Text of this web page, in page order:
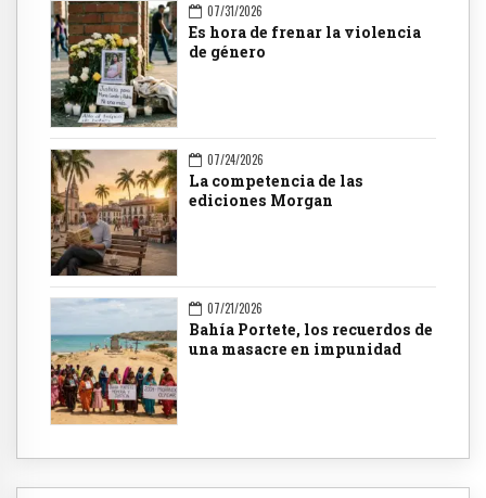
07/31/2026
Es hora de frenar la violencia
de género
07/24/2026
La competencia de las
ediciones Morgan
07/21/2026
Bahía Portete, los recuerdos de
una masacre en impunidad